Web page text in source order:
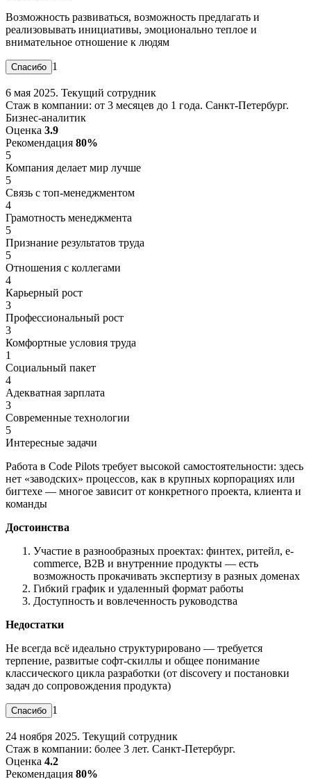
Возможность развиваться, возможность предлагать и
реализовывать инициативы, эмоционально теплое и
внимательное отношение к людям
1
6 мая 2025. Текущий сотрудник
Стаж в компании: от 3 месяцев до 1 года. Санкт-Петербург.
Бизнес-аналитик
Оценка 3.9
Рекомендация 80%
5
Компания делает мир лучше
5
Связь с топ-менеджментом
4
Грамотность менеджмента
5
Признание результатов труда
5
Отношения с коллегами
4
Карьерный рост
3
Профессиональный рост
3
Комфортные условия труда
1
Социальный пакет
4
Адекватная зарплата
3
Современные технологии
5
Интересные задачи
Работа в Code Pilots требует высокой самостоятельности: здесь
нет «заводских» процессов, как в крупных корпорациях или
бигтехе — многое зависит от конкретного проекта, клиента и
команды
Достоинства
Участие в разнообразных проектах: финтех, ритейл, e-
commerce, B2B и внутренние продукты — есть
возможность прокачивать экспертизу в разных доменах
Гибкий график и удаленный формат работы
Доступность и вовлеченность руководства
Недостатки
Не всегда всё идеально структурировано — требуется
терпение, развитые софт-скиллы и общее понимание
классического цикла разработки (от discovery и постановки
задач до сопровождения продукта)
1
24 ноября 2025. Текущий сотрудник
Стаж в компании: более 3 лет. Санкт-Петербург.
Оценка 4.2
Рекомендация 80%